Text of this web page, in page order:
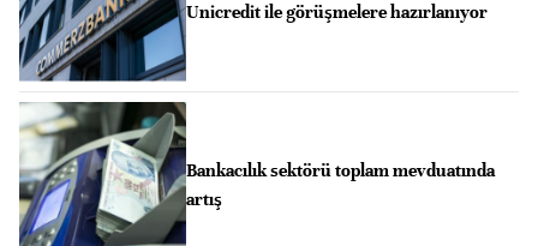
Unicredit ile görüşmelere hazırlanıyor
Bankacılık sektörü toplam mevduatında
artış